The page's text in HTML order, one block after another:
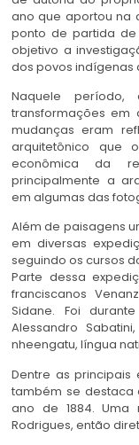
ano que aportou na
ponto de partida de
objetivo a
dos povos indígenas
Naquele
transformações em
mudanças eram
arquitetônico que
econômica da
principalmente a
em algumas das
Além de paisagens
em diversas
seguindo os cursos
Parte dessa
franciscanos
Sidane. Foi
Alessandro
nheengatu, língua
Dentre as principais
também se destaca
ano de 1884. Uma
Rodrigues, então